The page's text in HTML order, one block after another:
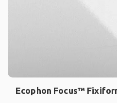
Ecophon Focus™